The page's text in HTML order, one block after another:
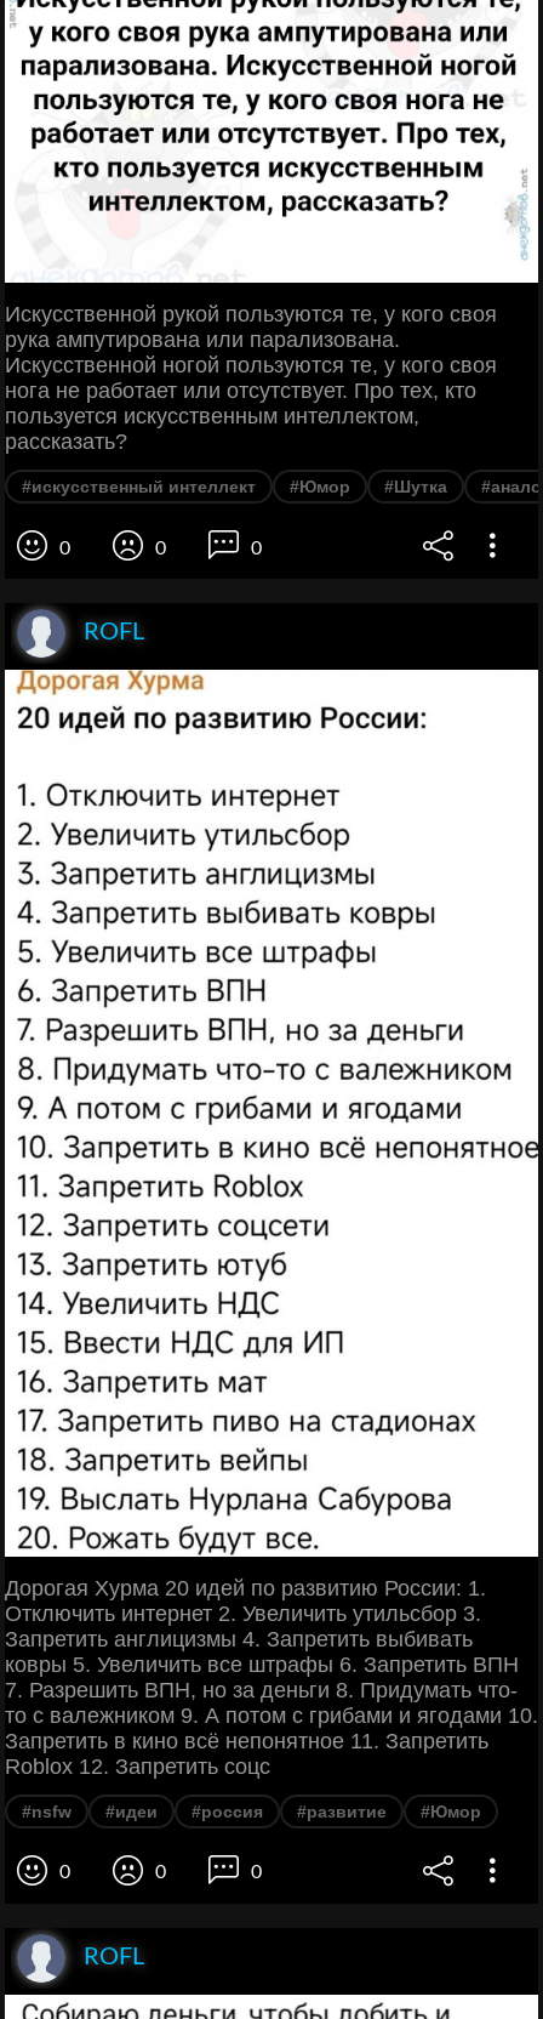
Искусственной рукой пользуются те, у кого своя
рука ампутирована или парализована.
Искусственной ногой пользуются те, у кого своя
нога не работает или отсутствует. Про тех, кто
пользуется искусственным интеллектом,
рассказать?
#искусственный интеллект #Юмор #Шутка
0 0 0
ROFL
Дорогая Хурма 20 идей по развитию России: 1.
Отключить интернет 2. Увеличить утильсбор 3.
Запретить англицизмы 4. Запретить выбивать
ковры 5. Увеличить все штрафы 6. Запретить ВПН
7. Разрешить ВПН, но за деньги 8. Придумать что-
то с валежником 9. А потом с грибами и ягодами 10.
Запретить в кино всё непонятное 11. Запретить
Roblox 12. Запретить соцс
#nsfw #идеи #россия #развитие #Юмор
0 0 0
ROFL